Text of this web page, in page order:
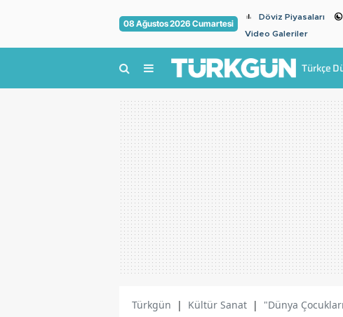
08 Ağustos 2026 Cumartesi
Döviz Piyasaları
Video Galeriler
Türkçe
Türkgün | Kültür Sanat | "Dünya